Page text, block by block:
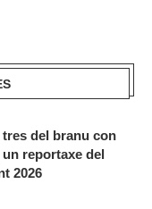
del branu con
reportaxe del
2026